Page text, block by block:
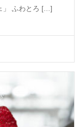
」 ふわとろ […]